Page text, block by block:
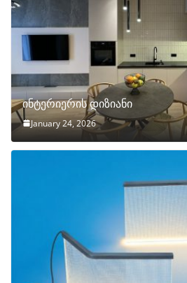
ინტერიერის დიზიანი
January 24, 2026